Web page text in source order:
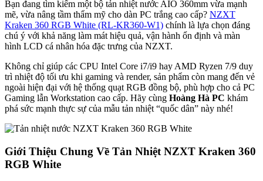
Bạn đang tìm kiếm một bộ tản nhiệt nước AIO 360mm vừa mạnh
mẽ, vừa nâng tầm thẩm mỹ cho dàn PC trắng cao cấp? NZXT
Kraken 360 RGB White (RL-KR360-W1) chính là lựa chọn đáng
chú ý với khả năng làm mát hiệu quả, vận hành ổn định và màn
hình LCD cá nhân hóa đặc trưng của NZXT.
Không chỉ giúp các CPU Intel Core i7/i9 hay AMD Ryzen 7/9 duy
trì nhiệt độ tối ưu khi gaming và render, sản phẩm còn mang đến vẻ
ngoài hiện đại với hệ thống quạt RGB đồng bộ, phù hợp cho cả PC
Gaming lẫn Workstation cao cấp. Hãy cùng Hoàng Hà PC khám
phá sức mạnh thực sự của mẫu tản nhiệt “quốc dân” này nhé!
Giới Thiệu Chung Về Tản Nhiệt NZXT Kraken 360
RGB White